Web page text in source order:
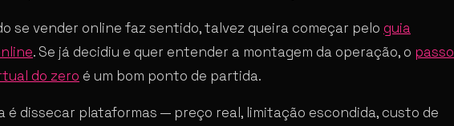
se vender online faz sentido, talvez queira começar pelo guia
. Se já decidiu e quer entender a montagem da operação, o passo
do zero é um bom ponto de partida.
é dissecar plataformas — preço real, limitação escondida, custo de